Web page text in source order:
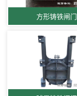
方形铸铁闸门